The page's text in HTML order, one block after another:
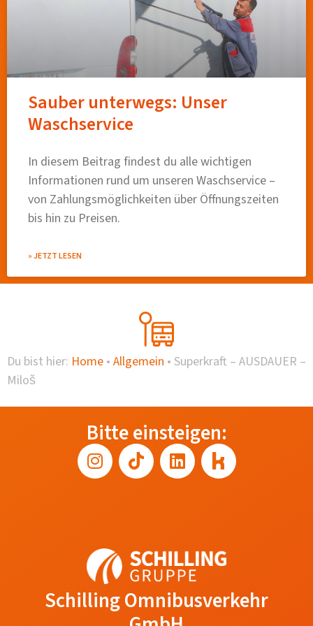
Sauber unterwegs: Unser
Waschservice
In diesem Beitrag findest du alle wichtigen
Informationen rund um unseren Waschservice –
von Zahlungsmöglichkeiten über Öffnungszeiten
bis hin zu Preisen.
» JETZT LESEN
Du bist hier: Home • Allgemein • Superkraft – AUSDAUER –
Miloš
Bitte einsteigen:
Schilling Omnibusverkehr